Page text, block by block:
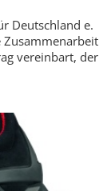
Deutschland e.
Zusammenarbeit
vereinbart, der